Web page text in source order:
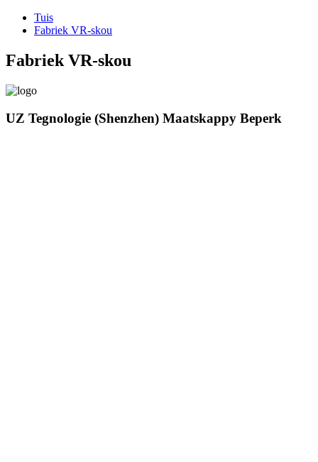
Tuis
Fabriek VR-skou
Fabriek VR-skou
UZ Tegnologie (Shenzhen) Maatskappy Beperk